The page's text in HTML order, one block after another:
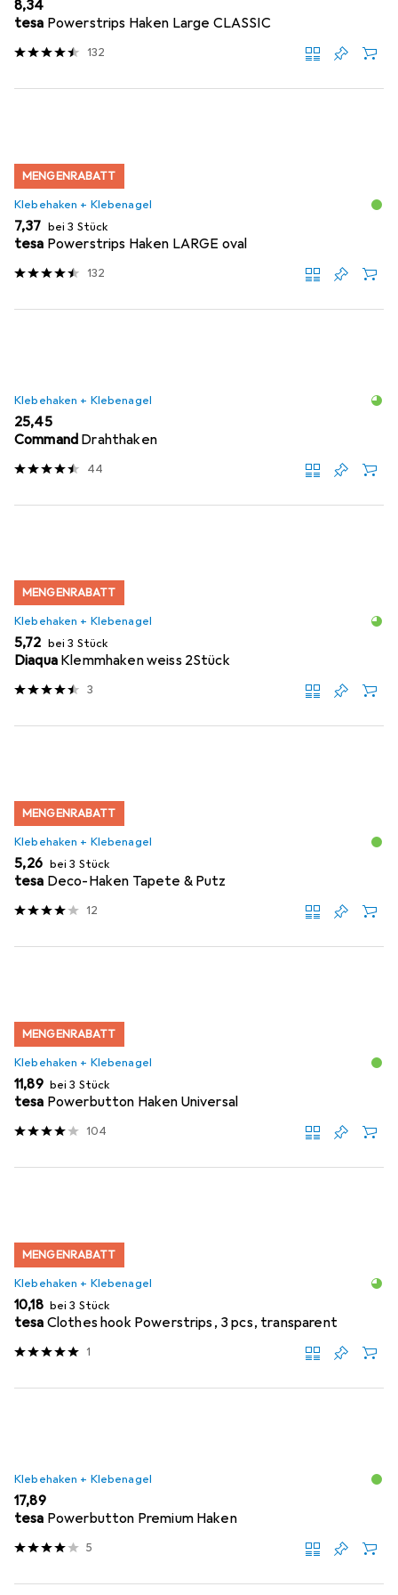
EUR
8,34
tesa Powerstrips Haken Large CLASSIC
132
MENGENRABATT
Klebehaken + Klebenagel
EUR
7,37 bei 3 Stück
tesa Powerstrips Haken LARGE oval
132
Klebehaken + Klebenagel
EUR
25,45
Command Drahthaken
44
MENGENRABATT
Klebehaken + Klebenagel
EUR
5,72 bei 3 Stück
Diaqua Klemmhaken weiss 2Stück
3
MENGENRABATT
Klebehaken + Klebenagel
EUR
5,26 bei 3 Stück
tesa Deco-Haken Tapete & Putz
12
MENGENRABATT
Klebehaken + Klebenagel
EUR
11,89 bei 3 Stück
tesa Powerbutton Haken Universal
104
MENGENRABATT
Klebehaken + Klebenagel
EUR
10,18 bei 3 Stück
tesa Clothes hook Powerstrips, 3 pcs, transparent
1
Klebehaken + Klebenagel
EUR
17,89
tesa Powerbutton Premium Haken
5